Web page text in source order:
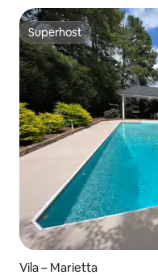
Superhost
Superhost
Vila – Marietta